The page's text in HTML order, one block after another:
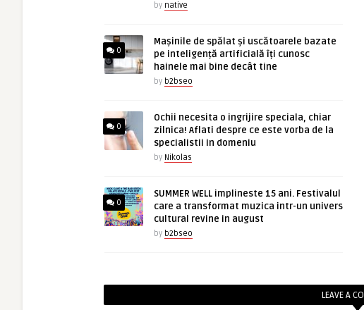
by native
0
Mașinile de spălat și uscătoarele bazate
pe inteligență artificială îți cunosc
hainele mai bine decât tine
by b2bseo
0
Ochii necesita o ingrijire speciala, chiar
zilnica! Aflati despre ce este vorba de la
specialistii in domeniu
by Nikolas
0
SUMMER WELL implineste 15 ani. Festivalul
care a transformat muzica intr-un univers
cultural revine in august
by b2bseo
LEAVE A